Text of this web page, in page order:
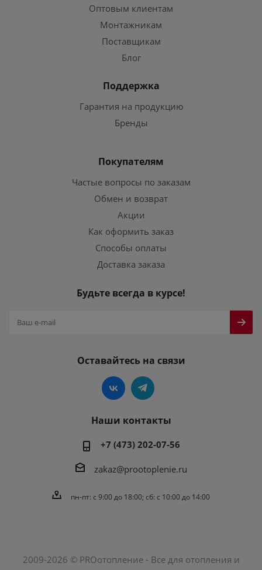
Оптовым клиентам
Монтажникам
Поставщикам
Блог
Поддержка
Гарантия на продукцию
Бренды
Покупателям
Частые вопросы по заказам
Обмен и возврат
Акции
Как оформить заказ
Способы оплаты
Доставка заказа
Будьте всегда в курсе!
Оставайтесь на связи
Наши контакты
+7 (473) 202-07-56
zakaz@prootoplenie.ru
пн-пт: c 9:00 до 18:00; сб: с 10:00 до 14:00
2009-2026 © PROотопление - Все для отопления и